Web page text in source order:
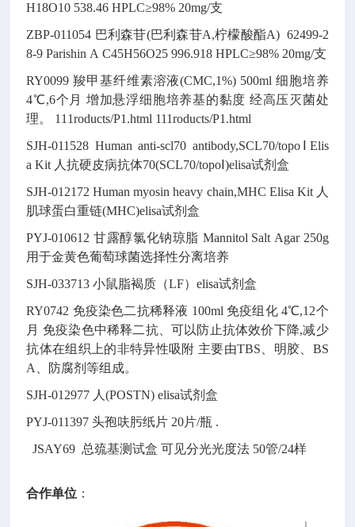
H18O10 538.46 HPLC≥98% 20mg/支
ZBP-011054 巴利森苷(巴利森苷A,柠檬酸酯A) 62499-2
8-9 Parishin A C45H56O25 996.918 HPLC≥98% 20mg/支
RY0099 羧甲基纤维素溶液(CMC,1%) 500ml 细胞培养
4℃,6个月 增加悬浮细胞培养基的黏度 经高压灭菌处
理。
111roducts/P1.html 111roducts/P1.html
SJH-011528 Human anti-scl70 antibody,SCL70/topoⅠElis
a Kit 人抗硬皮病抗体70(SCL70/topoⅠ)elisa试剂盒
SJH-012172 Human myosin heavy chain,MHC Elisa Kit 人
肌球蛋白重链(MHC)elisa试剂盒
PYJ-010612 甘露醇氯化钠琼脂 Mannitol Salt Agar 250g
用于金黄色葡萄球菌选择性分离培养
SJH-033713 小鼠脂褐质（LF）elisa试剂盒
RY0742 免疫染色二抗稀释液 100ml 免疫组化 4℃,12个
月 免疫染色中稀释二抗、可以防止抗体效价下降,减少
抗体在组织上的非特异性吸附 主要由TBS、明胶、BS
A、防腐剂等组成。
SJH-012977 人(POSTN) elisa试剂盒
PYJ-011397 头孢呋肟纸片 20片/瓶 .
JSAY69 总巯基测试盒 可见分光光度法 50管/24样
合作单位 ：